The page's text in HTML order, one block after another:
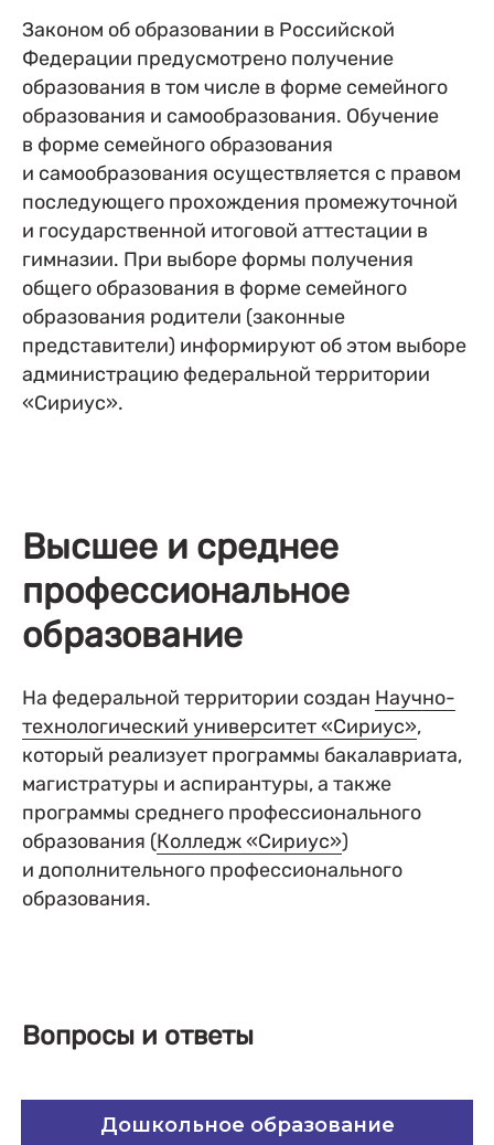
Законом об образовании в Российской
Федерации предусмотрено получение
образования в том числе в форме семейного
образования и самообразования. Обучение
в форме семейного образования
и самообразования осуществляется с правом
последующего прохождения промежуточной
и государственной итоговой аттестации в
гимназии. При выборе формы получения
общего образования в форме семейного
образования родители (законные
представители) информируют об этом выборе
администрацию федеральной территории
«Сириус».
Высшее и среднее
профессиональное
образование
На федеральной территории создан Научно-
технологический университет «Сириус»,
который реализует программы бакалавриата,
магистратуры и аспирантуры, а также
программы среднего профессионального
образования (Колледж «Сириус»)
и дополнительного профессионального
образования.
Вопросы и ответы
Дошкольное образование